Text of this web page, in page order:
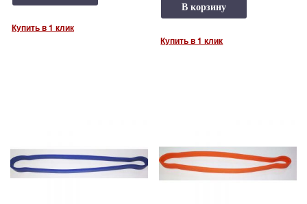
Купить в 1 клик
В корзину
Купить в 1 клик